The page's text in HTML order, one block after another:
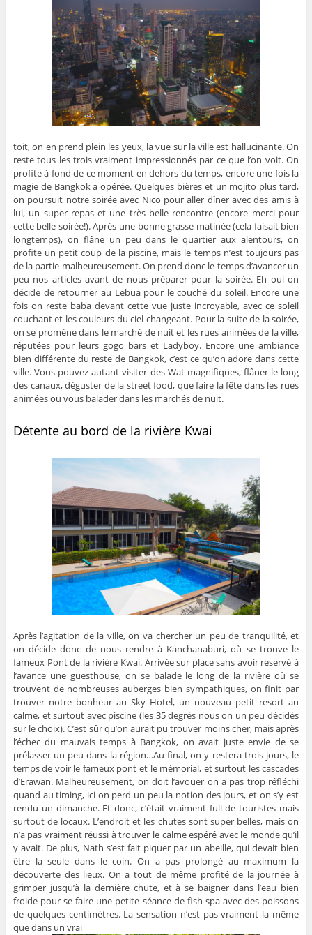
toit, on en prend plein les yeux, la vue sur la ville est hallucinante. On
reste tous les trois vraiment impressionnés par ce que l’on voit. On
profite à fond de ce moment en dehors du temps, encore une fois la
magie de Bangkok a opérée. Quelques bières et un mojito plus tard,
on poursuit notre soirée avec Nico pour aller dîner avec des amis à
lui, un super repas et une très belle rencontre (encore merci pour
cette belle soirée!). Après une bonne grasse matinée (cela faisait bien
longtemps), on flâne un peu dans le quartier aux alentours, on
profite un petit coup de la piscine, mais le temps n’est toujours pas
de la partie malheureusement. On prend donc le temps d’avancer un
peu nos articles avant de nous préparer pour la soirée. Eh oui on
décide de retourner au Lebua pour le couché du soleil. Encore une
fois on reste baba devant cette vue juste incroyable, avec ce soleil
couchant et les couleurs du ciel changeant. Pour la suite de la soirée,
on se promène dans le marché de nuit et les rues animées de la ville,
réputées pour leurs gogo bars et Ladyboy. Encore une ambiance
bien différente du reste de Bangkok, c’est ce qu’on adore dans cette
ville. Vous pouvez autant visiter des Wat magnifiques, flâner le long
des canaux, déguster de la street food, que faire la fête dans les rues
animées ou vous balader dans les marchés de nuit.
Détente au bord de la rivière Kwai
Après l’agitation de la ville, on va chercher un peu de tranquilité, et
on décide donc de nous rendre à Kanchanaburi, où se trouve le
fameux Pont de la rivière Kwai. Arrivée sur place sans avoir reservé à
l’avance une guesthouse, on se balade le long de la rivière où se
trouvent de nombreuses auberges bien sympathiques, on finit par
trouver notre bonheur au Sky Hotel, un nouveau petit resort au
calme, et surtout avec piscine (les 35 degrés nous on un peu décidés
sur le choix). C’est sûr qu’on aurait pu trouver moins cher, mais après
l’échec du mauvais temps à Bangkok, on avait juste envie de se
prélasser un peu dans la région…Au final, on y restera trois jours, le
temps de voir le fameux pont et le mémorial, et surtout les cascades
d’Erawan. Malheureusement, on doit l’avouer on a pas trop réfléchi
quand au timing, ici on perd un peu la notion des jours, et on s’y est
rendu un dimanche. Et donc, c’était vraiment full de touristes mais
surtout de locaux. L’endroit et les chutes sont super belles, mais on
n’a pas vraiment réussi à trouver le calme espéré avec le monde qu’il
y avait. De plus, Nath s’est fait piquer par un abeille, qui devait bien
être la seule dans le coin. On a pas prolongé au maximum la
découverte des lieux. On a tout de même profité de la journée à
grimper jusqu’à la dernière chute, et à se baigner dans l’eau bien
froide pour se faire une petite séance de fish-spa avec des poissons
de quelques centimètres. La sensation n’est pas vraiment la même
que dans un vrai